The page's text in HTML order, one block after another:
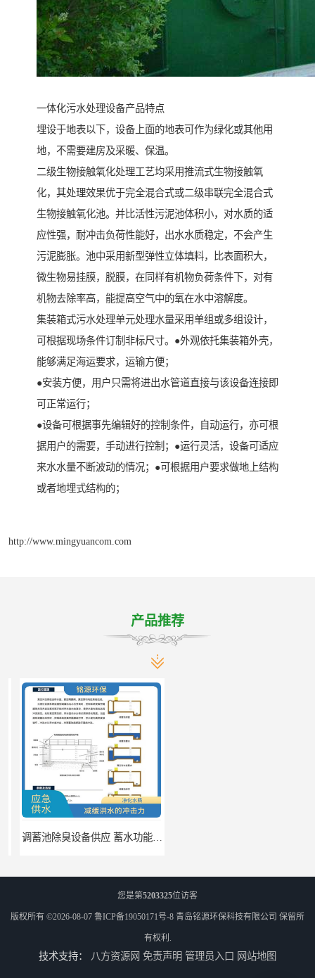
一体化污水处理设备产品特点
埋设于地表以下，设备上面的地表可作为绿化或其他用
地，不需要建房及采暖、保温。
二级生物接触氧化处理工艺均采用推流式生物接触氧
化，其处理效果优于完全混合式或二级串联完全混合式
生物接触氧化池。并比活性污泥池体积小，对水质的适
应性强，耐冲击负荷性能好，出水水质稳定，不会产生
污泥膨胀。池中采用新型弹性立体填料，比表面积大，
微生物易挂膜，脱膜，在同样有机物负荷条件下，对有
机物去除率高，能提高空气中的氧在水中溶解度。
集装箱式污水处理单元处理水量采用单组或多组设计，
可根据现场条件订制非标尺寸。●外观依托集装箱外壳，
能够满足海运要求，运输方便；
●安装方便，用户只需将进出水管道直接与该设备连接即
可正常运行；
●设备可根据事先编辑好的控制条件，自动运行，亦可根
据用户的需要，手动进行控制；●运行灵活，设备可适应
来水水量不断波动的情况；●可根据用户要求做地上结构
或者地埋式结构的；
http://www.mingyuancom.com
产品推荐
调蓄池除臭设备供应 蓄水功能 暂时储存大量雨水
您是第5203325位访客
版权所有 ©2026-08-07 鲁ICP备19050171号-8 青岛铭源环保科技有限公司 保留所
有权利.
技术支持： 八方资源网 免责声明 管理员入口 网站地图